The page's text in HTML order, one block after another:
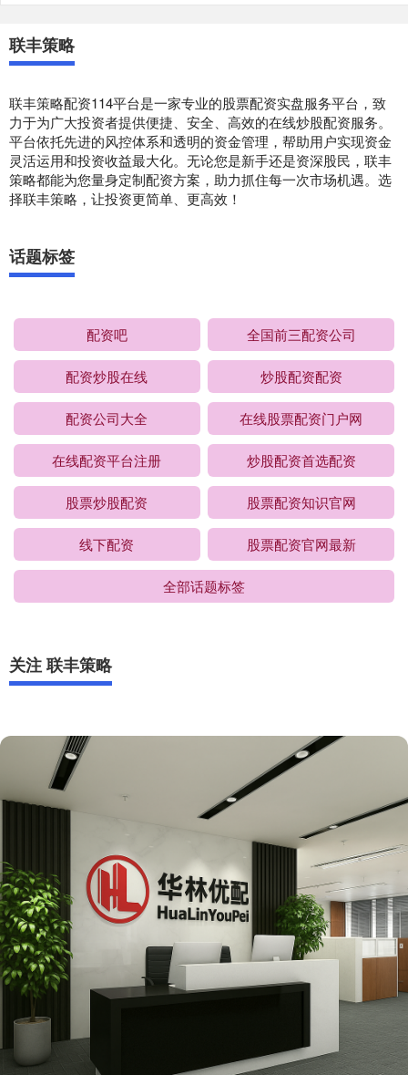
联丰策略
联丰策略配资114平台是一家专业的股票配资实盘服务平台，致
力于为广大投资者提供便捷、安全、高效的在线炒股配资服务。
平台依托先进的风控体系和透明的资金管理，帮助用户实现资金
灵活运用和投资收益最大化。无论您是新手还是资深股民，联丰
策略都能为您量身定制配资方案，助力抓住每一次市场机遇。选
择联丰策略，让投资更简单、更高效！
话题标签
配资吧 全国前三配资公司
配资炒股在线 炒股配资配资
配资公司大全 在线股票配资门户网
在线配资平台注册 炒股配资首选配资
股票炒股配资 股票配资知识官网
线下配资 股票配资官网最新
全部话题标签
关注 联丰策略